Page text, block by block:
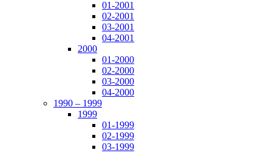
01-2001
02-2001
03-2001
04-2001
2000
01-2000
02-2000
03-2000
04-2000
1990 – 1999
1999
01-1999
02-1999
03-1999